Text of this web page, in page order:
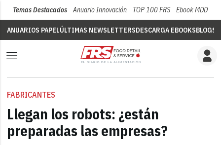
Temas Destacados Anuario Innovación TOP 100 FRS Ebook MDD
ANUARIOS PAPELÚLTIMAS NEWSLETTERSDESCARGA EBOOKSBLOGS
FABRICANTES
Llegan los robots: ¿están
preparadas las empresas?